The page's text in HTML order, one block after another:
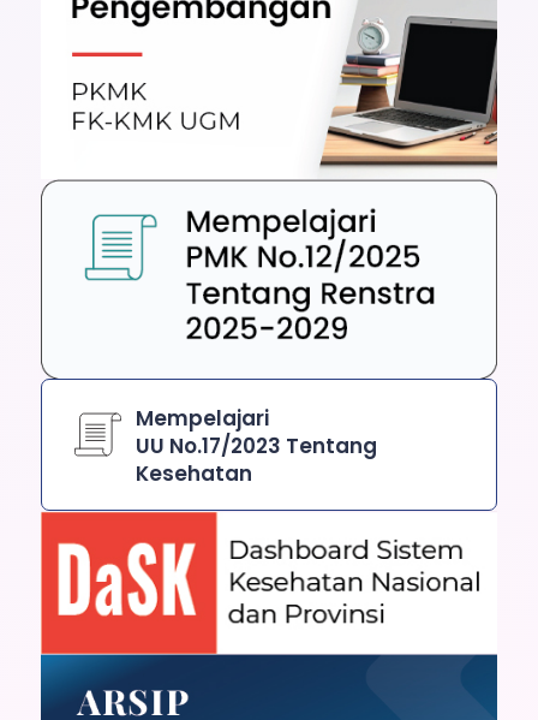
Mempelajari
UU No.17/2023 Tentang
Kesehatan